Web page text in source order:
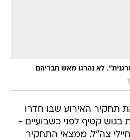
לא נהרגו מאש חבריהם
תחקיר האירוע שבו חדרו
בגוש קטיף לפני כשבועיים -
צה"ל. ממצאי התחקיר